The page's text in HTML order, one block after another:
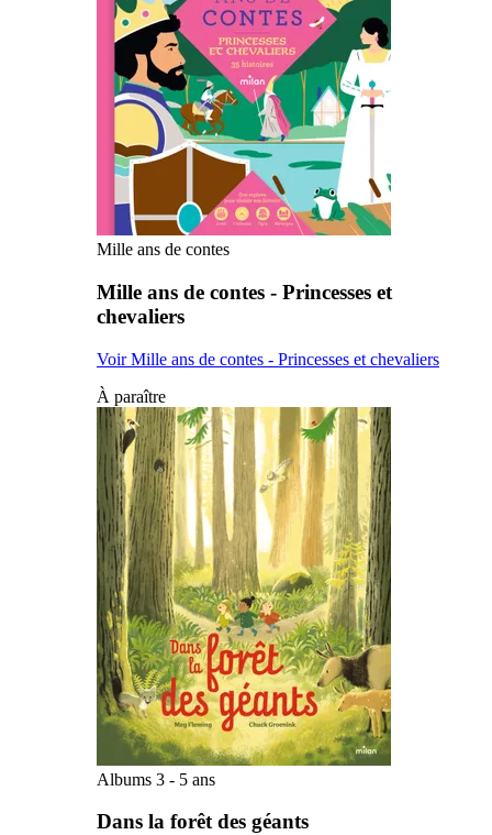
Mille ans de contes
Mille ans de contes - Princesses et
chevaliers
Voir Mille ans de contes - Princesses et chevaliers
À paraître
Albums 3 - 5 ans
Dans la forêt des géants